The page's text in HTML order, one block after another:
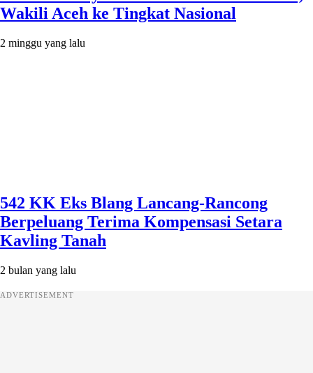
Wakili Aceh ke Tingkat Nasional
2 minggu yang lalu
542 KK Eks Blang Lancang-Rancong
Berpeluang Terima Kompensasi Setara
Kavling Tanah
2 bulan yang lalu
ADVERTISEMENT